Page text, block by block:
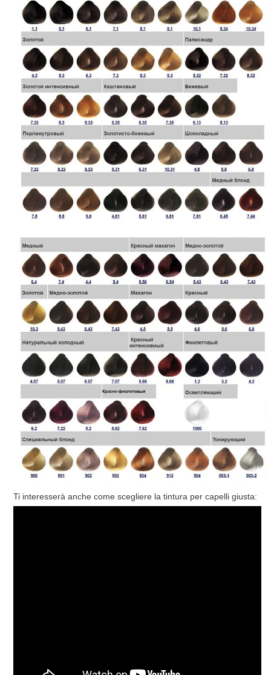
Ti interesserà anche come scegliere la tintura per capelli giusta: